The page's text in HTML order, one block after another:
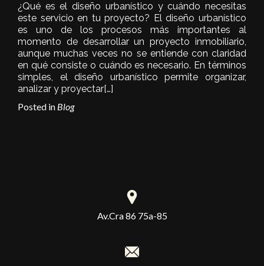
¿Qué es el diseño urbanístico y cuándo necesitas
este servicio en tu proyecto? El diseño urbanístico
es uno de los procesos más importantes al
momento de desarrollar un proyecto inmobiliario,
aunque muchas veces no se entiende con claridad
en qué consiste o cuándo es necesario. En términos
simples, el diseño urbanístico permite organizar,
analizar y proyectar[…]
Posted in Blog
Av.Cra 86 75a-85